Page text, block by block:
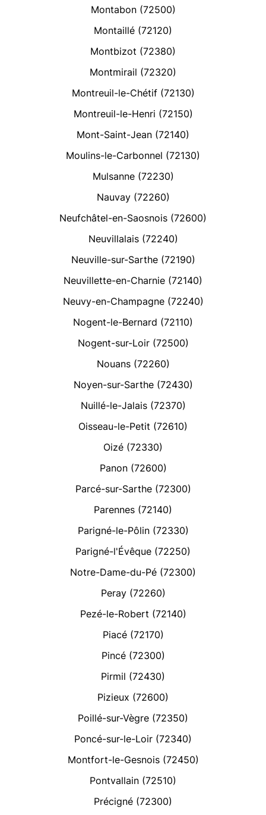
Montabon (72500)
Montaillé (72120)
Montbizot (72380)
Montmirail (72320)
Montreuil-le-Chétif (72130)
Montreuil-le-Henri (72150)
Mont-Saint-Jean (72140)
Moulins-le-Carbonnel (72130)
Mulsanne (72230)
Nauvay (72260)
Neufchâtel-en-Saosnois (72600)
Neuvillalais (72240)
Neuville-sur-Sarthe (72190)
Neuvillette-en-Charnie (72140)
Neuvy-en-Champagne (72240)
Nogent-le-Bernard (72110)
Nogent-sur-Loir (72500)
Nouans (72260)
Noyen-sur-Sarthe (72430)
Nuillé-le-Jalais (72370)
Oisseau-le-Petit (72610)
Oizé (72330)
Panon (72600)
Parcé-sur-Sarthe (72300)
Parennes (72140)
Parigné-le-Pôlin (72330)
Parigné-l'Évêque (72250)
Notre-Dame-du-Pé (72300)
Peray (72260)
Pezé-le-Robert (72140)
Piacé (72170)
Pincé (72300)
Pirmil (72430)
Pizieux (72600)
Poillé-sur-Vègre (72350)
Poncé-sur-le-Loir (72340)
Montfort-le-Gesnois (72450)
Pontvallain (72510)
Précigné (72300)